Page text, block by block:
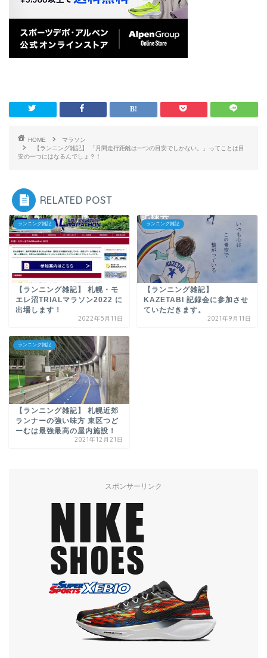
HOME
マラソン
【ランニング雑記】 「月間走行距離は一つの目安でしかない。」ってことは目
安の一つにはなるんでしょ？！
RELATED POST
ランニング雑記
【ランニング雑記】 札幌・モ
エレ沼TRIALマラソン2022 に
出場します！
2022年5月11日
ランニング雑記
【ランニング雑記】
KAZETABI 記録会に参加させ
ていただきます。
2021年9月11日
ランニング雑記
【ランニング雑記】 札幌近郊
ランナーの強い味方 東区つど
ーむは最強最高の屋内施設！
2021年12月21日
スポンサーリンク